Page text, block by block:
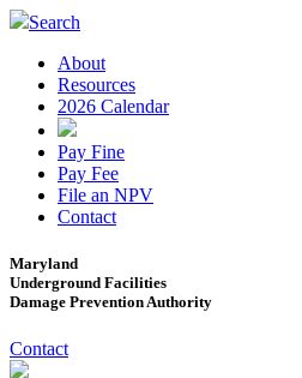
Search
About
Resources
2026 Calendar
Pay Fine
Pay Fee
File an NPV
Contact
Maryland
Underground Facilities
Damage Prevention Authority
Contact